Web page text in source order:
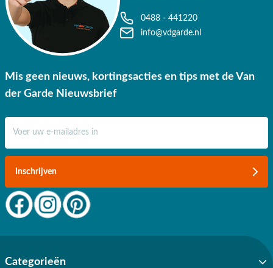
0488 - 441220
info@vdgarde.nl
Mis geen nieuws, kortingsacties en tips met de Van
der Garde Nieuwsbrief
Inschrijven
Categorieën